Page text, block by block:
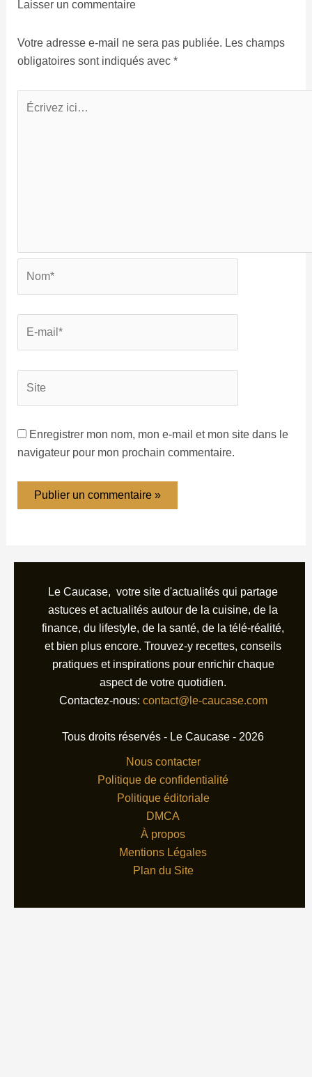
Laisser un commentaire
Votre adresse e-mail ne sera pas publiée. Les champs
obligatoires sont indiqués avec *
Enregistrer mon nom, mon e-mail et mon site dans le
navigateur pour mon prochain commentaire.
Le Caucase, votre site d'actualités qui partage
astuces et actualités autour de la cuisine, de la
finance, du lifestyle, de la santé, de la télé-réalité,
et bien plus encore. Trouvez-y recettes, conseils
pratiques et inspirations pour enrichir chaque
aspect de votre quotidien.
Contactez-nous: contact@le-caucase.com
Tous droits réservés - Le Caucase - 2026
Nous contacter
Politique de confidentialité
Politique éditoriale
DMCA
À propos
Mentions Légales
Plan du Site